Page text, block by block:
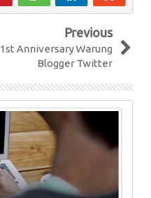
Previous
1st Anniversary Warung
Blogger Twitter